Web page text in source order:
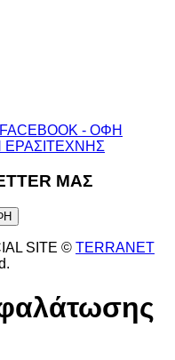
FACEBOOK - ΟΦΗ
ΕΡΑΣΙΤΕΧΝΗΣ
ΜΑΣ
SITE © TERRANET